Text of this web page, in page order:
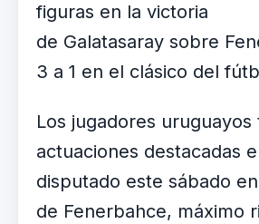
figuras en la victoria
de Galatasaray sobre
3 a 1 en el clásico del
Los jugadores uruguayos
actuaciones destacadas
disputado este sábado
de Fenerbahce, máximo